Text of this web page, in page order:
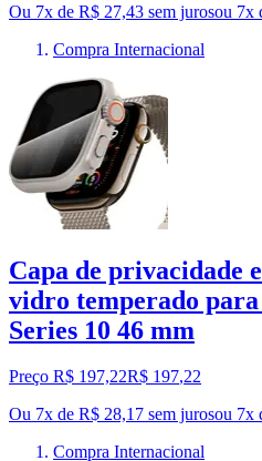
Ou 7x de R$ 27,43 sem jurosou 7x
Compra Internacional
Capa de privacidade
vidro temperado
Series 10 46 mm
Preço R$ 197,22R$ 197,22
Ou 7x de R$ 28,17 sem jurosou 7x
Compra Internacional